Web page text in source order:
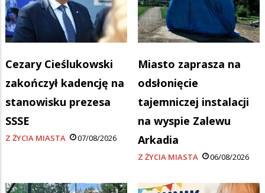
Cezary Cieślukowski
zakończył kadencję na
stanowisku prezesa
SSSE
Z ŻYCIA MIASTA 07/08/2026
Miasto zaprasza na
odsłonięcie
tajemniczej instalacji
na wyspie Zalewu
Arkadia
Z ŻYCIA MIASTA 06/08/2026